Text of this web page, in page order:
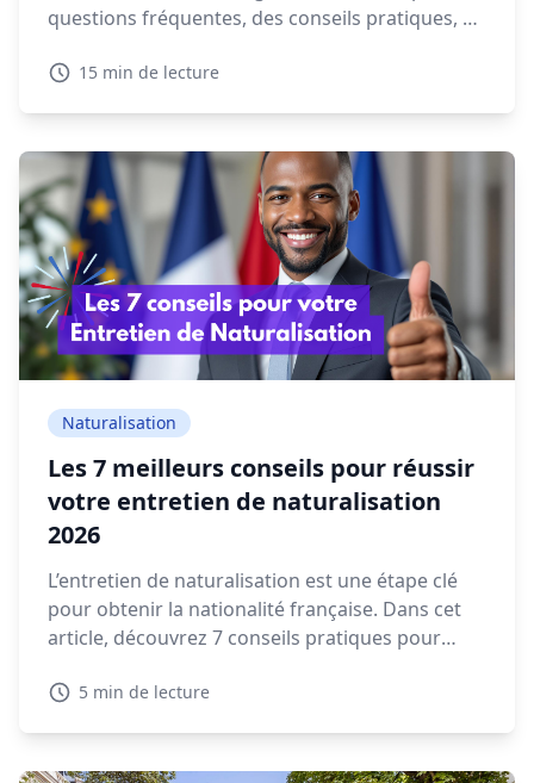
questions fréquentes, des conseils pratiques, et
15 min de lecture
Naturalisation
Les 7 meilleurs conseils pour réussir
votre entretien de naturalisation
2026
L’entretien de naturalisation est une étape clé
pour obtenir la nationalité française. Dans cet
article, découvrez 7 conseils pratiques pour
répondre sereinement aux questions qui vous
5 min de lecture